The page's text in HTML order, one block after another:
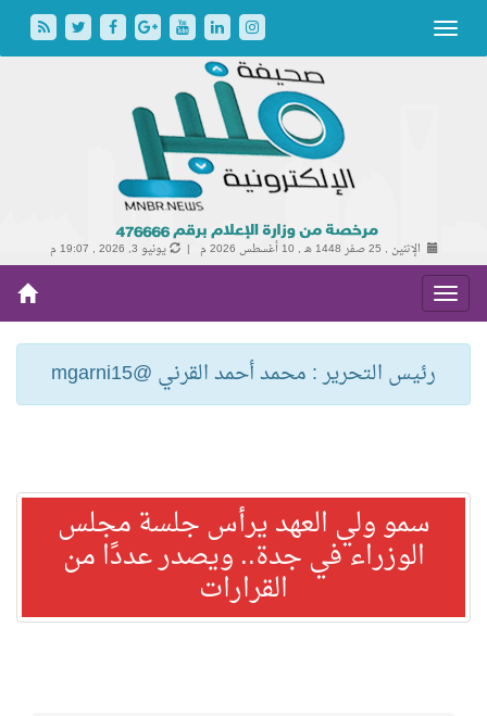
الإثنين , 25 صفر 1448 هـ , 10 أغسطس 2026 م | يونيو 3, 2026 , 19:07 م
رئيس التحرير : محمد أحمد القرني @mgarni15
سمو ولي العهد يرأس جلسة مجلس
الوزراء في جدة.. ويصدر عددًا من
القرارات